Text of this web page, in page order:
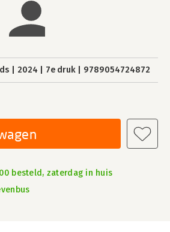
2024 7e druk 9789054724872
besteld, zaterdag in huis